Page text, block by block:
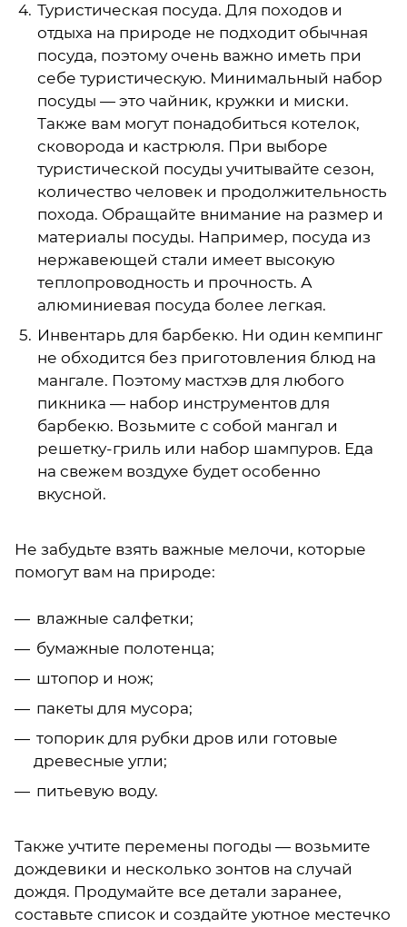
Туристическая посуда. Для походов и
отдыха на природе не подходит обычная
посуда, поэтому очень важно иметь при
себе туристическую. Минимальный набор
посуды — это чайник, кружки и миски.
Также вам могут понадобиться котелок,
сковорода и кастрюля. При выборе
туристической посуды учитывайте сезон,
количество человек и продолжительность
похода. Обращайте внимание на размер и
материалы посуды. Например, посуда из
нержавеющей стали имеет высокую
теплопроводность и прочность. А
алюминиевая посуда более легкая.
Инвентарь для барбекю. Ни один кемпинг
не обходится без приготовления блюд на
мангале. Поэтому мастхэв для любого
пикника — набор инструментов для
барбекю. Возьмите с собой мангал и
решетку-гриль или набор шампуров. Еда
на свежем воздухе будет особенно
вкусной.
Не забудьте взять важные мелочи, которые
помогут вам на природе:
влажные салфетки;
бумажные полотенца;
штопор и нож;
пакеты для мусора;
топорик для рубки дров или готовые
древесные угли;
питьевую воду.
Также учтите перемены погоды — возьмите
дождевики и несколько зонтов на случай
дождя. Продумайте все детали заранее,
составьте список и создайте уютное местечко